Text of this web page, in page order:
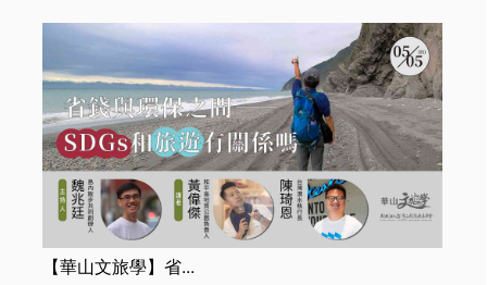
【華山文旅學】省...